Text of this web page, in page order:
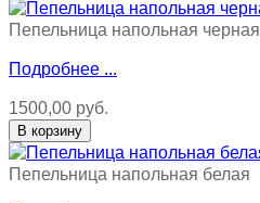
Пепельница напольная черная
Подробнее ...
1500,00 руб.
Пепельница напольная белая